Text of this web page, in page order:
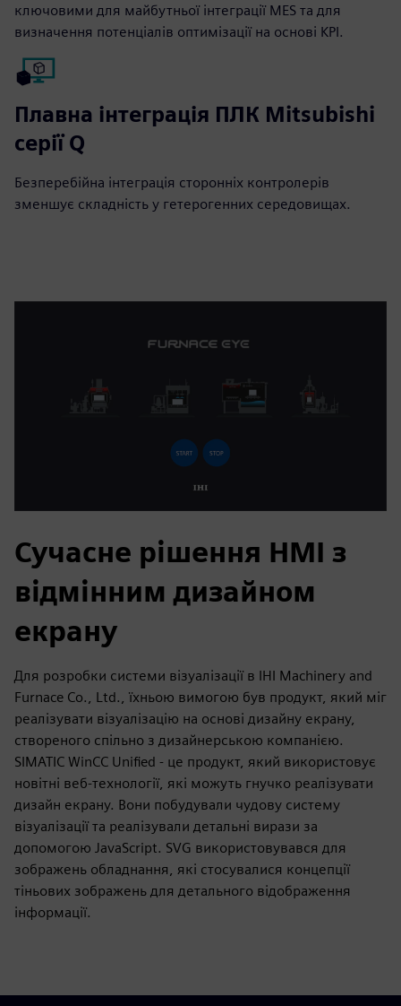
ключовими для майбутньої інтеграції MES та для
визначення потенціалів оптимізації на основі KPI.
Плавна інтеграція ПЛК Mitsubishi
серії Q
Безперебійна інтеграція сторонніх контролерів
зменшує складність у гетерогенних середовищах.
Сучасне рішення HMI з
відмінним дизайном
екрану
Для розробки системи візуалізації в IHI Machinery and
Furnace Co., Ltd., їхньою вимогою був продукт, який міг
реалізувати візуалізацію на основі дизайну екрану,
створеного спільно з дизайнерською компанією.
SIMATIC WinCC Unified - це продукт, який використовує
новітні веб-технології, які можуть гнучко реалізувати
дизайн екрану. Вони побудували чудову систему
візуалізації та реалізували детальні вирази за
допомогою JavaScript. SVG використовувався для
зображень обладнання, які стосувалися концепції
тіньових зображень для детального відображення
інформації.